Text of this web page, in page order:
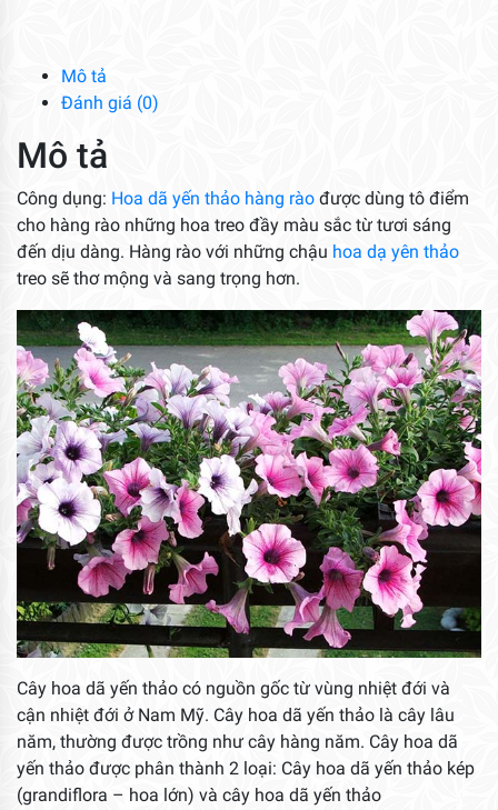
Mô tả
Đánh giá (0)
Mô tả
Công dụng: Hoa dã yến thảo hàng rào được dùng tô điểm
cho hàng rào những hoa treo đầy màu sắc từ tươi sáng
đến dịu dàng. Hàng rào với những chậu hoa dạ yên thảo
treo sẽ thơ mộng và sang trọng hơn.
Cây hoa dã yến thảo có nguồn gốc từ vùng nhiệt đới và
cận nhiệt đới ở Nam Mỹ. Cây hoa dã yến thảo là cây lâu
năm, thường được trồng như cây hàng năm. Cây hoa dã
yến thảo được phân thành 2 loại: Cây hoa dã yến thảo kép
(grandiflora – hoa lớn) và cây hoa dã yến thảo